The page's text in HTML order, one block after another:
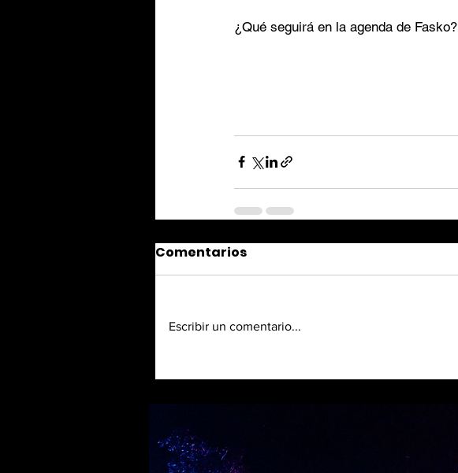
¿Qué seguirá en la agenda de Fasko?
Comentarios
Escribir un comentario...